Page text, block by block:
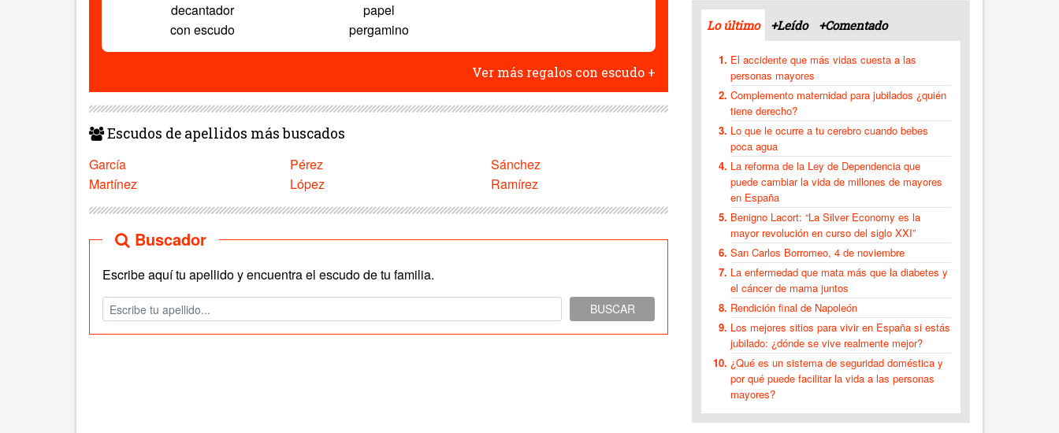
decantador
con escudo
papel
pergamino
Ver más regalos con escudo +
Escudos de apellidos más buscados
García
Pérez
Sánchez
Martínez
López Ramírez
Buscador
Escribe aquí tu apellido y encuentra el escudo de tu familia.
BUSCAR
Lo último +Leído +Comentado
El accidente que más vidas cuesta a las
personas mayores
Complemento maternidad para jubilados ¿quién
tiene derecho?
Lo que le ocurre a tu cerebro cuando bebes
poca agua
La reforma de la Ley de Dependencia que
puede cambiar la vida de millones de mayores
en España
Benigno Lacort: “La Silver Economy es la
mayor revolución en curso del siglo XXI”
San Carlos Borromeo, 4 de noviembre
La enfermedad que mata más que la diabetes y
el cáncer de mama juntos
Rendición final de Napoleón
Los mejores sitios para vivir en España si estás
jubilado: ¿dónde se vive realmente mejor?
¿Qué es un sistema de seguridad doméstica y
por qué puede facilitar la vida a las personas
mayores?